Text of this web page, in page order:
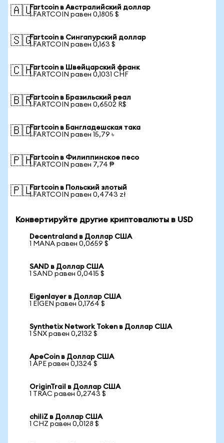
🇦🇺Fartcoin в Австралийский доллар
1 FARTCOIN равен 0,1805 $
🇸🇬Fartcoin в Сингапурский доллар
1 FARTCOIN равен 0,163 $
🇨🇭Fartcoin в Швейцарский франк
1 FARTCOIN равен 0,1031 CHF
🇧🇷Fartcoin в Бразильский реал
1 FARTCOIN равен 0,6502 R$
🇧🇩Fartcoin в Бангладешская така
1 FARTCOIN равен 15,79 ৳
🇵🇭Fartcoin в Филиппинское песо
1 FARTCOIN равен 7,74 ₱
🇵🇱Fartcoin в Польский злотый
1 FARTCOIN равен 0,4743 zł
Конвертируйте другие криптовалюты в USD
Decentraland в Доллар США
1 MANA равен 0,0659 $
SAND в Доллар США
1 SAND равен 0,0415 $
Eigenlayer в Доллар США
1 EIGEN равен 0,1764 $
Synthetix Network Token в Доллар США
1 SNX равен 0,2132 $
ApeCoin в Доллар США
1 APE равен 0,1324 $
OriginTrail в Доллар США
1 TRAC равен 0,2743 $
chiliZ в Доллар США
1 CHZ равен 0,0128 $